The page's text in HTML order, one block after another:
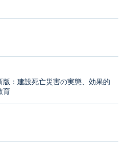
版：建設死亡災害の実態、効果的
育